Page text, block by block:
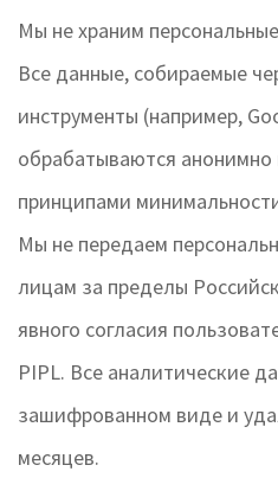
Мы не храним
Все данные, собираемые
инструменты (например,
обрабатываются анонимно
принципами
Мы не передаем
лицам за пределы
явного согласия
PIPL. Все аналитические
зашифрованном виде и
месяцев.